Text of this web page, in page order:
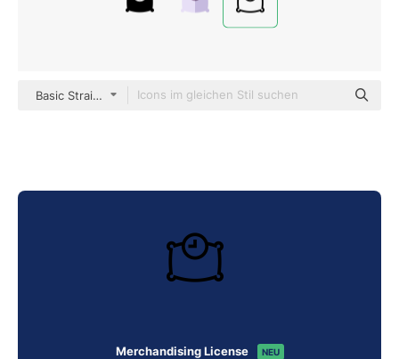
Basic Straight Lineal
Merchandising License NEU